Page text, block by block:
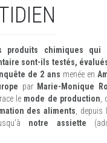
produits chimiques qui
sont-ils testés,
de 2 ans menée en
par Marie-Monique
le mode de production ,
des aliments , depuis
notre assiette